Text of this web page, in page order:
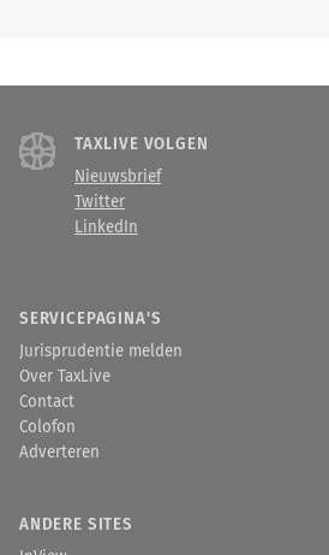
TAXLIVE VOLGEN
Nieuwsbrief
Twitter
LinkedIn
SERVICEPAGINA'S
Jurisprudentie melden
Over TaxLive
Contact
Colofon
Adverteren
ANDERE SITES